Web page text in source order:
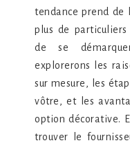
tendance prend de
plus de
de se
explorerons les
sur mesure, les
vôtre, et les
option décorative.
trouver le